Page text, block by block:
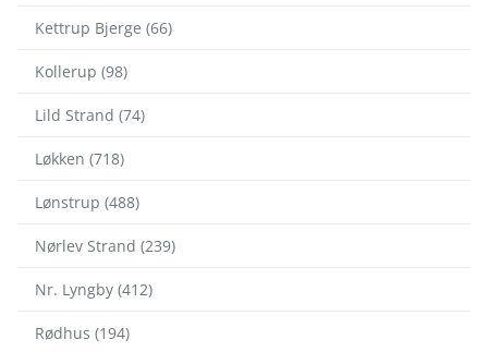
Kettrup Bjerge (66)
Kollerup (98)
Lild Strand (74)
Løkken (718)
Lønstrup (488)
Nørlev Strand (239)
Nr. Lyngby (412)
Rødhus (194)